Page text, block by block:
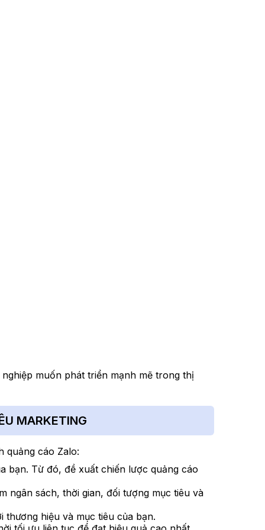
muốn phát triển mạnh mẽ trong thị
MARKETING
quảng cáo Zalo:
bạn. Từ đó, đề xuất chiến lược quảng cáo
ngân sách, thời gian, đối tượng mục tiêu và
hiệu và mục tiêu của bạn.